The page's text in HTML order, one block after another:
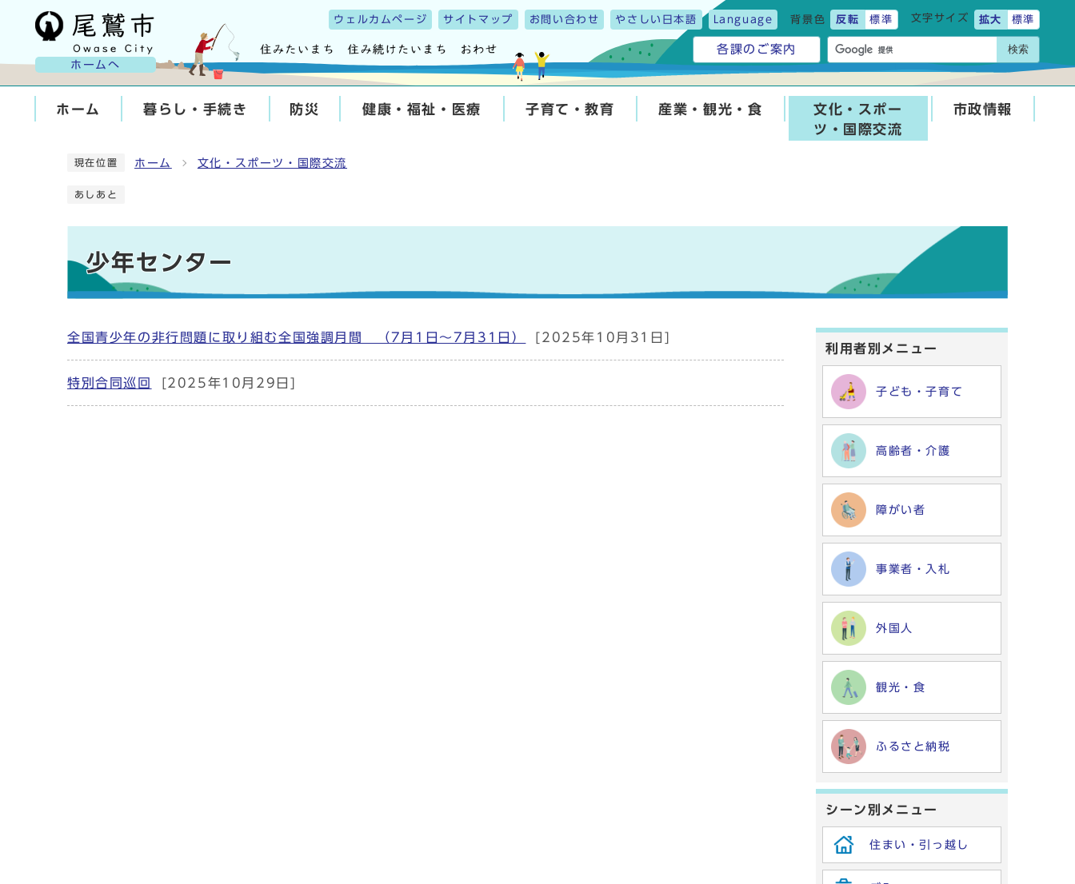
ホームへ
ウェルカムページ サイトマップ お問い合わせ やさしい日本語 Language 背景色 反転 標準 文字サイズ 拡大 標準
各課のご案内 検索
ホーム 暮らし・手続き 防災 健康・福祉・医療 子育て・教育 産業・観光・食
文化・スポー
ツ・国際交流
市政情報
現在位置 ホーム 文化・スポーツ・国際交流
あしあと
少年センター
全国青少年の非行問題に取り組む全国強調月間 （7月1日～7月31日） [2025年10月31日]
特別合同巡回 [2025年10月29日]
利用者別メニュー
子ども・子育て
高齢者・介護
障がい者
事業者・入札
外国人
観光・食
ふるさと納税
シーン別メニュー
住まい・引っ越し